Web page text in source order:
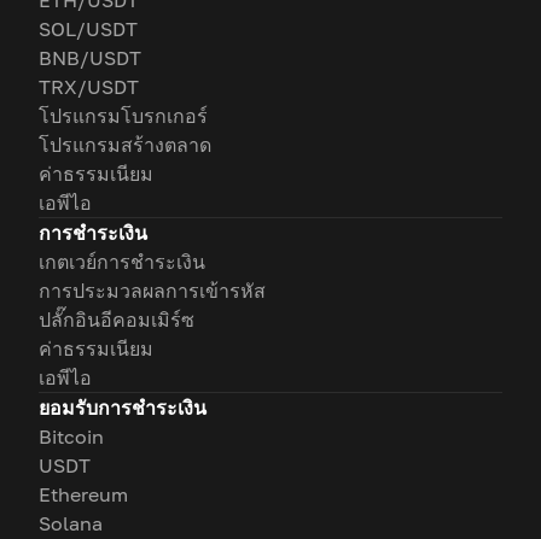
SOL/USDT
BNB/USDT
TRX/USDT
โปรแกรมโบรกเกอร์
โปรแกรมสร้างตลาด
ค่าธรรมเนียม
เอพีไอ
การชำระเงิน
เกตเวย์การชำระเงิน
การประมวลผลการเข้ารหัส
ปลั๊กอินอีคอมเมิร์ซ
ค่าธรรมเนียม
เอพีไอ
ยอมรับการชำระเงิน
Bitcoin
USDT
Ethereum
Solana